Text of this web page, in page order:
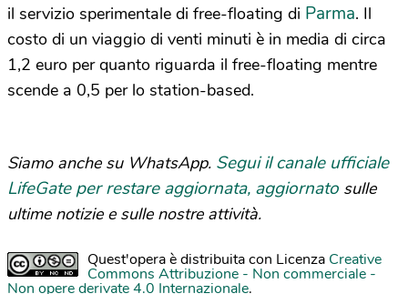
il servizio sperimentale di free-floating di Parma. Il
costo di un viaggio di venti minuti è in media di circa
1,2 euro per quanto riguarda il free-floating mentre
scende a 0,5 per lo station-based.
Siamo anche su WhatsApp. Segui il canale ufficiale
LifeGate per restare aggiornata, aggiornato sulle
ultime notizie e sulle nostre attività.
Quest'opera è distribuita con Licenza Creative
Commons Attribuzione - Non commerciale -
Non opere derivate 4.0 Internazionale.